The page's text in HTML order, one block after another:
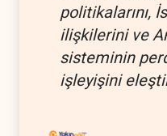
politikalarını,
ilişkilerini ve
sisteminin
işleyişini